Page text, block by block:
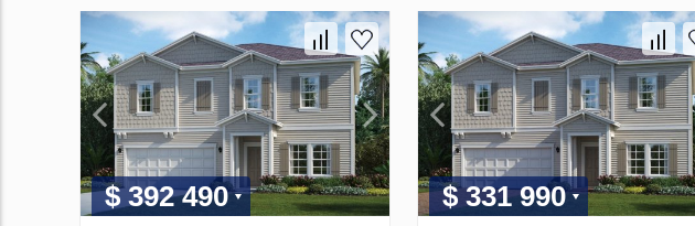
$ 392 490 $ 331 990